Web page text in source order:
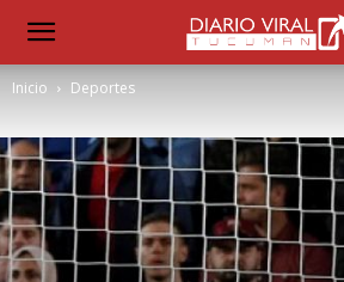
Inicio Deportes